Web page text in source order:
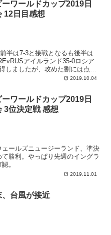
ーワールドカップ2019日
12日目感想
半は7-3と接戦となるも後半は
アイルランド35-0ロシア
しましたが、攻めた割には点を
2019.10.04
ーワールドカップ2019日
3位決定戦 感想
ールズニュージーランド、準決
勝利。やっぱり先週のイングラ
。
2019.11.01
、台風が接近